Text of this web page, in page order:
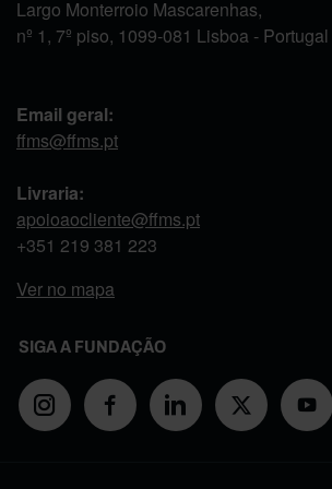
Largo Monterroio Mascarenhas,
nº 1, 7º piso, 1099-081 Lisboa - Portugal
Email geral:
ffms@ffms.pt
Livraria:
apoioaocliente@ffms.pt
+351 219 381 223
Ver no mapa
SIGA A FUNDAÇÃO